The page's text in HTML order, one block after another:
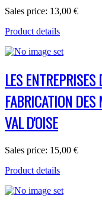
Sales price: 13,00 €
Product details
LES
FABRICATION
VAL D'OISE
Sales price: 15,00 €
Product details